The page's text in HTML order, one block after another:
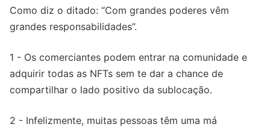
Como diz o ditado: “Com grandes poderes vêm
grandes responsabilidades”.
1 - Os comerciantes podem entrar na comunidade e
adquirir todas as NFTs sem te dar a chance de
compartilhar o lado positivo da sublocação.
2 - Infelizmente, muitas pessoas têm uma má